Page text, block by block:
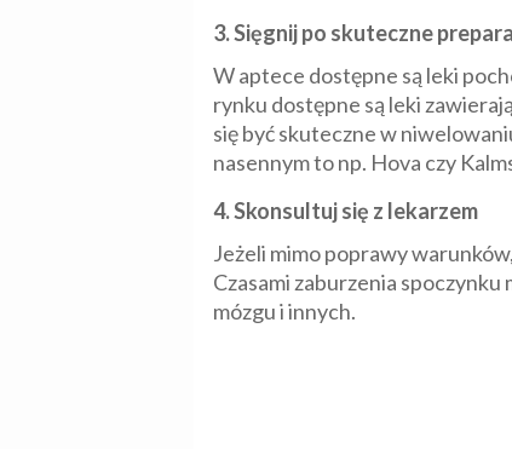
3. Sięgnij po skuteczne
W aptece dostępne są leki
rynku dostępne są leki
się być skuteczne w
nasennym to np. Hova czy
4. Skonsultuj się z lekarzem
Jeżeli mimo poprawy
Czasami zaburzenia
mózgu i innych.